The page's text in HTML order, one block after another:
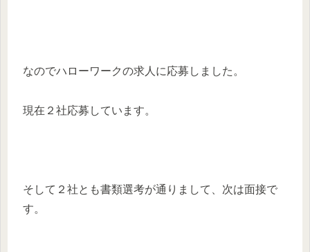
なのでハローワークの求人に応募しました。
現在２社応募しています。
そして２社とも書類選考が通りまして、次は面接で
す。